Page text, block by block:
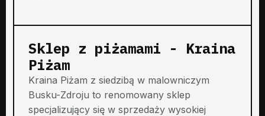
Sklep z piżamami - Kraina
Piżam
Kraina Piżam z siedzibą w malowniczym
Busku-Zdroju to renomowany sklep
specjalizujący się w sprzedaży wysokiej